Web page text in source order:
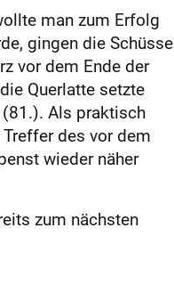
man zum Erfolg
gingen die Schüsse
vor dem Ende der
Querlatte setzte
Als praktisch
des vor dem
wieder näher
zum nächsten